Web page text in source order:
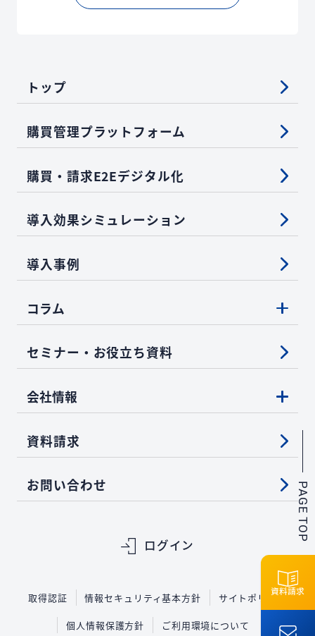
トップ
購買管理プラットフォーム
購買・請求E2Eデジタル化
導入効果シミュレーション
導入事例
コラム
セミナー・お役立ち資料
会社情報
資料請求
お問い合わせ
ログイン
取得認証 情報セキュリティ基本方針 サイトポリシー
個人情報保護方針 ご利用環境について
PAGE TOP
資料請求